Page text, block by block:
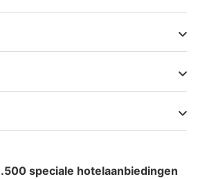
speciale hotelaanbiedingen